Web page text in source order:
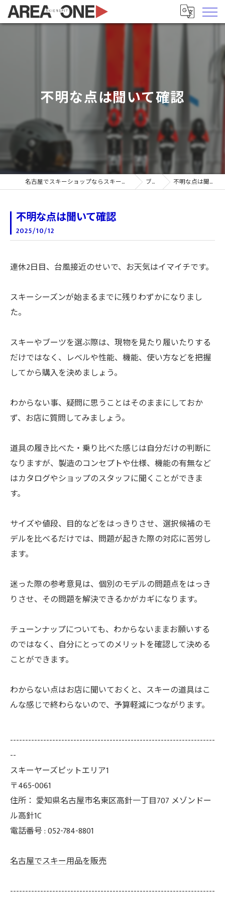
不明な点は聞いて確認
名古屋でスキーショップならスキーヤーズピットエリア1 ブログ 不明な点は聞いて確認
不明な点は聞いて確認
2025/10/12
連休2日目、台風接近のせいで、お天気はイマイチです。
スキーシーズンが始まるまでに残りわずかになりまし
た。
スキーやブーツを選ぶ際は、現物を見たり履いたりする
だけではなく、レベルや性能、機能、使い方などを把握
してから購入を決めましょう。
わからない事、疑問に思うことはそのままにしておか
ず、お店に質問してみましょう。
道具の履き比べた・乗り比べた感じは自分だけの判断に
なりますが、製造のコンセプトや仕様、機能の有無など
はカタログやショップのスタッフに聞くことができま
す。
サイズや値段、目的などをはっきりさせ、選択候補のモ
デルを比べるだけでは、問題が起きた際の対応に苦労し
ます。
迷った際の参考意見は、個別のモデルの問題点をはっき
りさせ、その問題を解決できるかがカギになります。
チューンナップについても、わからないままお願いする
のではなく、自分にとってのメリットを確認して決める
ことができます。
わからない点はお店に聞いておくと、スキーの道具はこ
んな感じで終わらないので、予算軽減につながります。
--------------------------------------------------------------------
--
スキーヤーズピットエリア1
〒465-0061
住所： 愛知県名古屋市名東区高針一丁目707 メゾンドー
ル高針1C
電話番号 :052-784-8801
名古屋でスキー用品を販売
--------------------------------------------------------------------